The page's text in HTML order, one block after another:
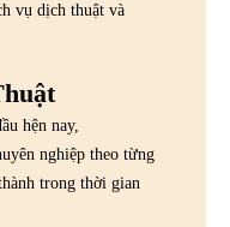
vụ dịch thuật và
hện nay,
nghiệp theo từng
trong thời gian